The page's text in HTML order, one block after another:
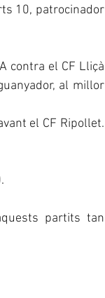
10, patrocinador
contra el CF Lliçà
al millor
el CF Ripollet.
partits tan